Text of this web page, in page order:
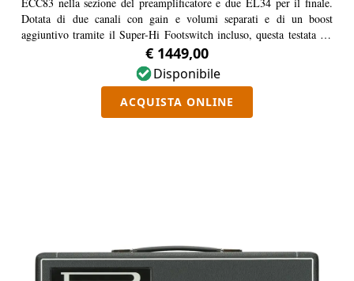
Dotata di due canali con gain e volumi separati e di un boost
aggiuntivo tramite il Super-Hi Footswitch incluso, questa testata hi-
gain offre chiarezza e definizione, specialmente nelle basse frequenze.
€ 1449,00
Disponibile
ACQUISTA ONLINE